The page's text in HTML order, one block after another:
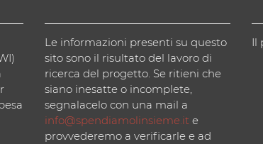
Le informazioni presenti su questo
sito sono il risultato del lavoro di
ricerca del progetto. Se ritieni che
siano inesatte o incomplete,
segnalacelo con una mail a
info@spendiamolinsieme.ite
provvederemo a verificarle e ad
Il